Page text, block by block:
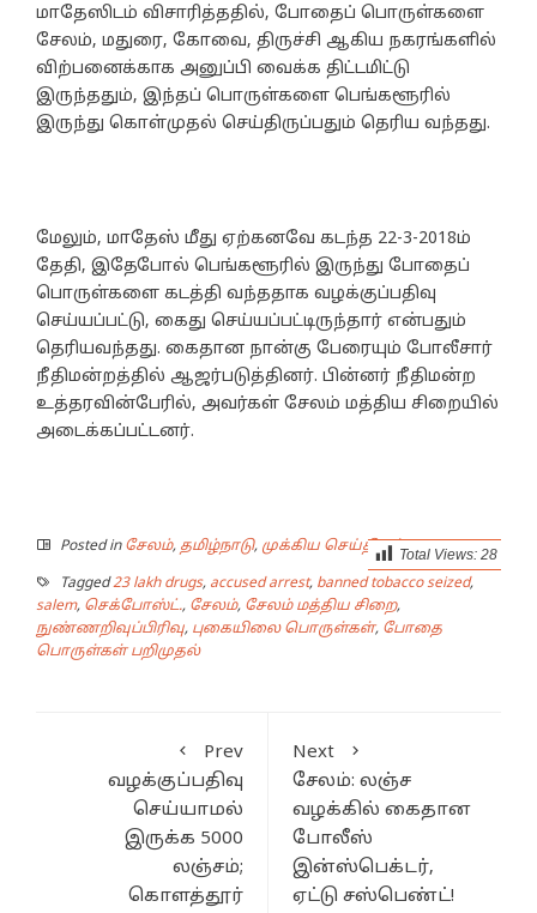
மாதேஸிடம் விசாரித்ததில், போதைப் பொருள்களை
சேலம், மதுரை, கோவை, திருச்சி ஆகிய நகரங்களில்
விற்பனைக்காக அனுப்பி வைக்க திட்டமிட்டு
இருந்ததும், இந்தப் பொருள்களை பெங்களூரில்
இருந்து கொள்முதல் செய்திருப்பதும் தெரிய வந்தது.
மேலும், மாதேஸ் மீது ஏற்கனவே கடந்த 22-3-2018ம்
தேதி, இதேபோல் பெங்களூரில் இருந்து போதைப்
பொருள்களை கடத்தி வந்ததாக வழக்குப்பதிவு
செய்யப்பட்டு, கைது செய்யப்பட்டிருந்தார் என்பதும்
தெரியவந்தது. கைதான நான்கு பேரையும் போலீசார்
நீதிமன்றத்தில் ஆஜர்படுத்தினர். பின்னர் நீதிமன்ற
உத்தரவின்பேரில், அவர்கள் சேலம் மத்திய சிறையில்
அடைக்கப்பட்டனர்.
Total Views: 28
Posted in சேலம், தமிழ்நாடு, முக்கிய செய்திகள்
Tagged23 lakh drugs, accused arrest, banned tobacco seized,
salem, செக்போஸ்ட்., சேலம், சேலம் மத்திய சிறை,
நுண்ணறிவுப்பிரிவு, புகையிலை பொருள்கள், போதை
பொருள்கள் பறிமுதல்
Prev
வழக்குப்பதிவு
செய்யாமல்
இருக்க 5000
லஞ்சம்;
கொளத்தூர்
Next
சேலம்: லஞ்ச
வழக்கில் கைதான
போலீஸ்
இன்ஸ்பெக்டர்,
ஏட்டு சஸ்பெண்ட்!